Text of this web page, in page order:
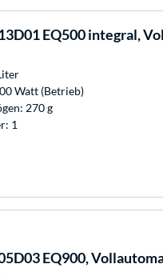
EQ500 integral,
Watt (Betrieb)
270 g
1
EQ900,